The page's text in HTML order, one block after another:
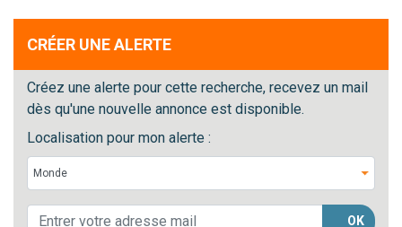
CRÉER UNE ALERTE
Créez une alerte pour cette recherche, recevez un mail
dès qu'une nouvelle annonce est disponible.
Localisation pour mon alerte :
OK